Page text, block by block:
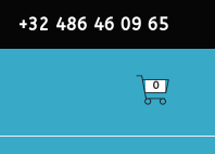
+32 486 46 09 65
0